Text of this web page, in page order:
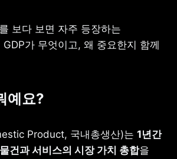
연중무휴)
정보활용체제
사항
공시
보다 보면 자주 등장하는
가 무엇이고, 왜 중요한지 함께
예요?
Product, 국내총생산)는 1년간
건과 서비스의 시장 가치 총합을